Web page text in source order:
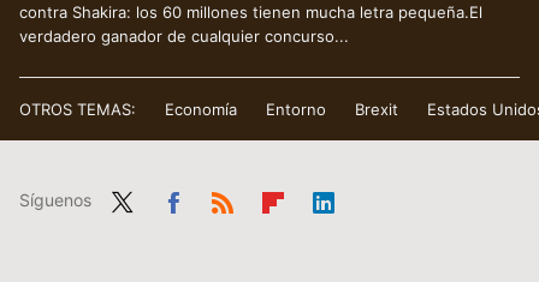
contra Shakira: los 60 millones tienen mucha letra pequeña.El
verdadero ganador de cualquier concurso...
OTROS TEMAS: Economía Entorno Brexit Estados
Síguenos